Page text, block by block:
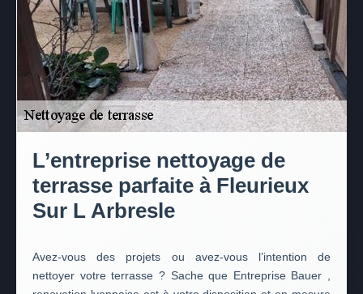
L’entreprise nettoyage de
terrasse parfaite à Fleurieux
Sur L Arbresle
Avez-vous des projets ou avez-vous l’intention de
nettoyer votre terrasse ? Sache que Entreprise Bauer ,